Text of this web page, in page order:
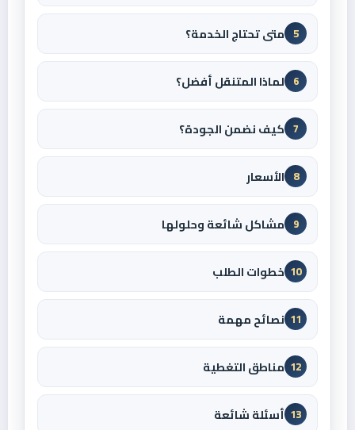
5 متى تحتاج الخدمة؟
6 لماذا المتنقل أفضل؟
7 كيف نضمن الجودة؟
8 الأسعار
9 مشاكل شائعة وحلولها
10 خطوات الطلب
11 نصائح مهمة
12 مناطق التغطية
13 أسئلة شائعة